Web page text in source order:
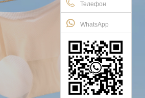
Телефон
WhatsApp